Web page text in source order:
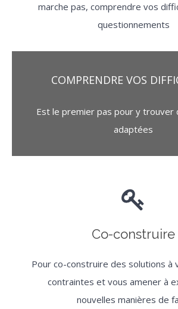
marche pas, comprendre vos
questionnements
COMPRENDRE VOS
Est le premier pas pour y trouver
adaptées
Co-construire
Pour co-construire des solutions à
contraintes et vous amener à
nouvelles manières de